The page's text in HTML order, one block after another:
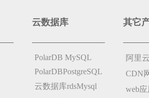
云数据库
PolarDB MySQL
PolarDBPostgreSQL
云数据库rdsMysql
其它
阿里
CDN
web